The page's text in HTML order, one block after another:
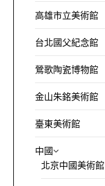
高雄市立美術館
台北國父紀念館
鶯歌陶瓷博物館
金山朱銘美術館
臺東美術館
中國
北京中國美術館